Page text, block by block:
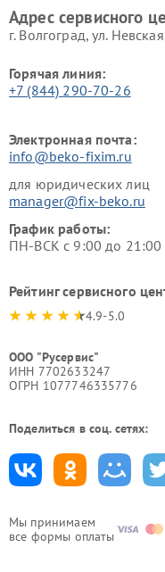
Мы принимаем
все формы оплаты
Адрес сервисного
г. Волгоград, ул.
Горячая линия:
+7 (844) 290-70-26
Электронная почта:
info@beko-fixim.ru
для юридических лиц
manager@fix-beko.ru
График работы:
ПН-ВСК с 9:00 до
Рейтинг сервисного
4.9-5.0
ООО "Русервис"
ИНН 7702633247
ОГРН 1077746335776
Поделиться в соц. сетях: